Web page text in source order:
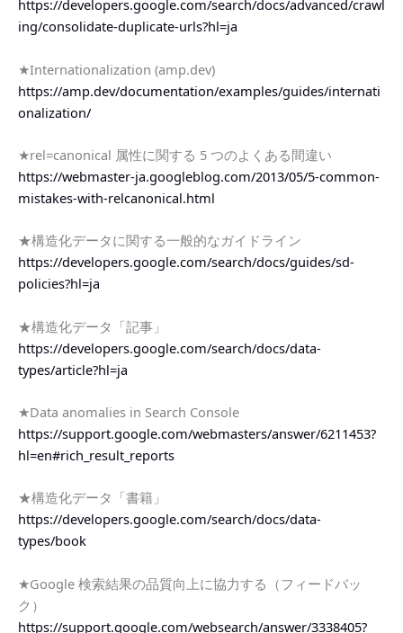
https://developers.google.com/search/docs/advanced/crawl
ing/consolidate-duplicate-urls?hl=ja
★Internationalization (amp.dev)
https://amp.dev/documentation/examples/guides/internati
onalization/
★rel=canonical 属性に関する 5 つのよくある間違い
https://webmaster-ja.googleblog.com/2013/05/5-common-
mistakes-with-relcanonical.html
★構造化データに関する一般的なガイドライン
https://developers.google.com/search/docs/guides/sd-
policies?hl=ja
★構造化データ「記事」
https://developers.google.com/search/docs/data-
types/article?hl=ja
★Data anomalies in Search Console
https://support.google.com/webmasters/answer/6211453?
hl=en#rich_result_reports
★構造化データ「書籍」
https://developers.google.com/search/docs/data-
types/book
★Google 検索結果の品質向上に協力する（フィードバッ
ク）
https://support.google.com/websearch/answer/3338405?